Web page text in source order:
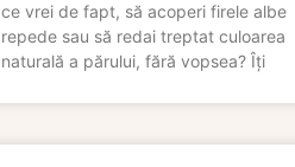
ce vrei de fapt, să acoperi firele albe
repede sau să redai treptat culoarea
naturală a părului, fără vopsea? Îți